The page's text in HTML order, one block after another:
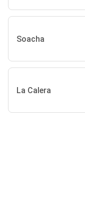
Soacha
La Calera